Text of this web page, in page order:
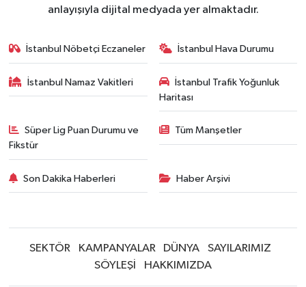
anlayışıyla dijital medyada yer almaktadır.
İstanbul Nöbetçi Eczaneler İstanbul Hava Durumu
İstanbul Namaz Vakitleri
İstanbul Trafik Yoğunluk
Haritası
Süper Lig Puan Durumu ve
Fikstür
Tüm Manşetler
Son Dakika Haberleri Haber Arşivi
SEKTÖR KAMPANYALAR DÜNYA
SAYILARIMIZ
SÖYLEŞİ
HAKKIMIZDA